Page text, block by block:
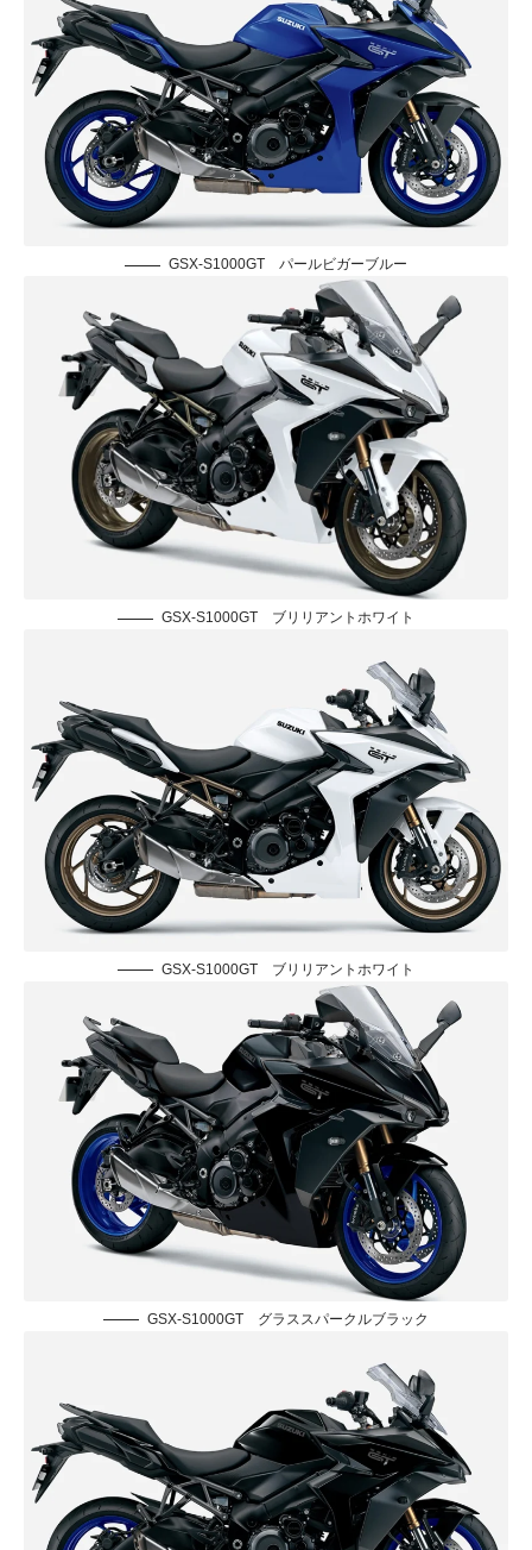
GSX-S1000GT パールビガーブルー
GSX-S1000GT ブリリアントホワイト
GSX-S1000GT ブリリアントホワイト
GSX-S1000GT グラススパークルブラック